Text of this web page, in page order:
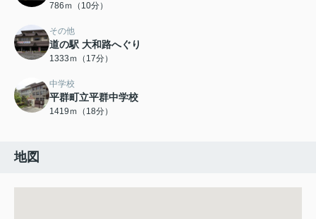
786ｍ（10分）
その他
道の駅 大和路へぐり
1333ｍ（17分）
中学校
平群町立平群中学校
1419ｍ（18分）
地図